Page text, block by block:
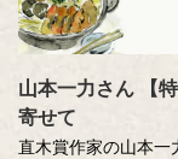
山本一力さん 【
寄せて
直木賞作家の山本一